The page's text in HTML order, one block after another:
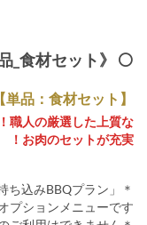
⚪️ 《単品_食材セット》
【単品：食材セット】
職人の厳選した上質な
お肉のセットが充実！
ションメニューです。